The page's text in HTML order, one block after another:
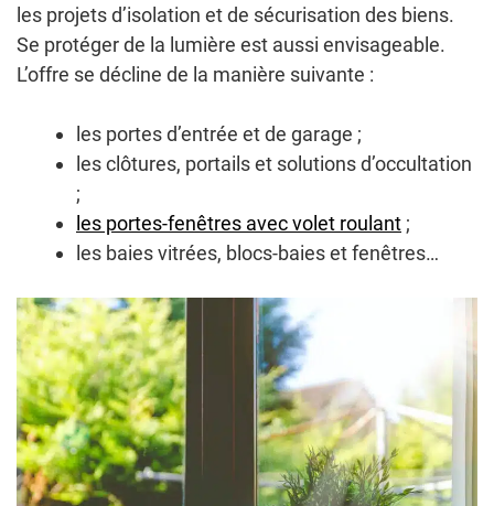
les projets d’isolation et de sécurisation des biens.
Se protéger de la lumière est aussi envisageable.
L’offre se décline de la manière suivante :
les portes d’entrée et de garage ;
les clôtures, portails et solutions d’occultation
;
les portes-fenêtres avec volet roulant ;
les baies vitrées, blocs-baies et fenêtres…